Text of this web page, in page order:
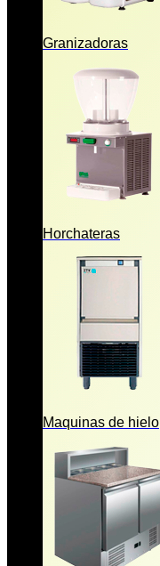
Granizadoras
Horchateras
Maquinas de hielo